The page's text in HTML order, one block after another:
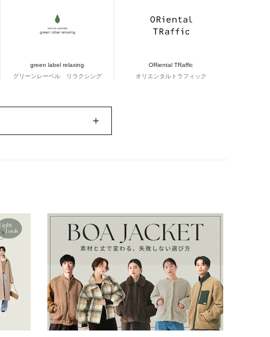
green label relaxing
グリーンレーベル リラクシング
ORiental TRaffic
オリエンタルトラフィック